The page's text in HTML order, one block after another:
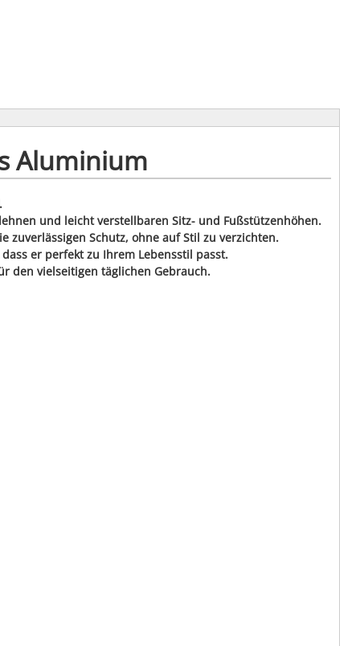
Aluminium
und leicht verstellbaren Sitz- und Fußstützenhöhen.
zuverlässigen Schutz, ohne auf Stil zu verzichten.
er perfekt zu Ihrem Lebensstil passt.
den vielseitigen täglichen Gebrauch.